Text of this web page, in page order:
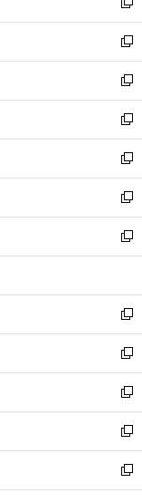
開
く
ド
ウ
で
開
く
ィ
ン
ド
ウ
で
開
く
い
ウ
ィ
ン
ド
ウ
で
開
く
新
し
い
ウ
ィ
ン
ド
ウ
で
開
く
新
し
い
ウ
ィ
ン
ド
ウ
で
開
く
新
し
い
ウ
ィ
ン
ド
ウ
で
開
新
し
い
ウ
ィ
ン
ド
ウ
開
く
新
し
い
ウ
ィ
ン
ウ
で
開
く
新
し
い
ウ
ン
ド
ウ
で
開
く
新
し
ウ
ィ
ン
ド
ウ
で
開
く
新
し
い
ウ
ィ
ン
ド
ウ
で
開
新
し
い
ウ
ィ
ン
ド
ウ
新
し
い
ウ
ィ
ン
新
し
い
ウ
新
し